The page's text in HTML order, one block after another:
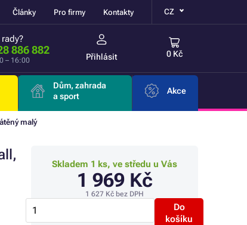
Články Pro firmy Kontakty CZ
886 882
– 16:00 Přihlásit 0 Kč
Dům, zahrada
a sport
Akce
malý
Skladem 1 ks, ve středu u Vás
1 969 Kč
1 627 Kč bez DPH
Do
košíku